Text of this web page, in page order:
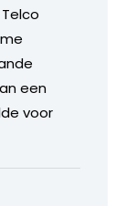
een
voor